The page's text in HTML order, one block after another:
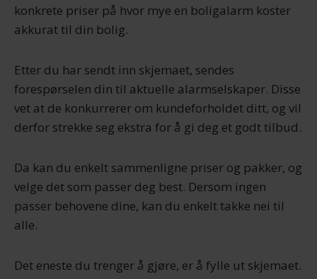
konkrete priser på hvor mye en boligalarm koster
akkurat til din bolig.
Etter du har sendt inn skjemaet, sendes
forespørselen din til aktuelle alarmselskaper. Disse
vet at de konkurrerer om kundeforholdet ditt, og vil
derfor strekke seg ekstra for å gi deg et godt tilbud.
Da kan du enkelt sammenligne priser og pakker, og
velge det som passer deg best. Dersom ingen
passer behovene dine, kan du enkelt takke nei til
alle.
Det eneste du trenger å gjøre, er å fylle ut skjemaet.